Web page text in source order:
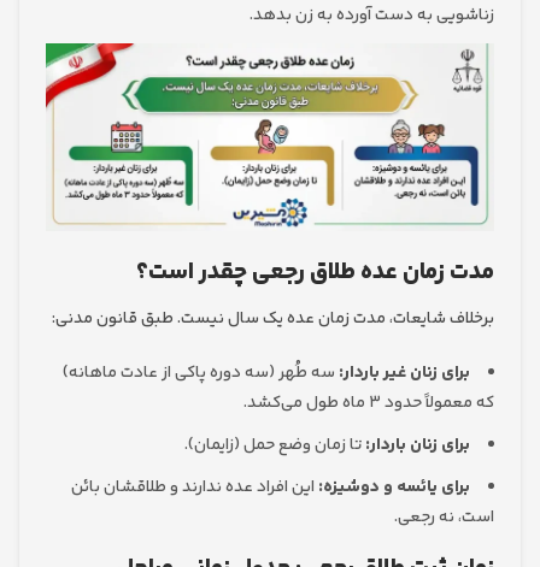
به دست آورده به زن بدهد.
عده طلاق رجعی چقدر است؟
شایعات، مدت زمان عده یک سال نیست. طبق قانون مدنی:
زنان غیر باردار:سه طُهر (سه دوره پاکی از عادت ماهانه)
۳ ماه طول می‌کشد.
زنان باردار:تا زمان وضع حمل (زایمان).
یائسه و دوشیزه:این افراد عده ندارند و طلاقشان بائن
رجعی.